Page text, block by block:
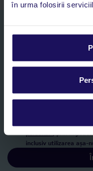
în urma folosirii
Romania SRL în
inclusiv utilizarea așa-